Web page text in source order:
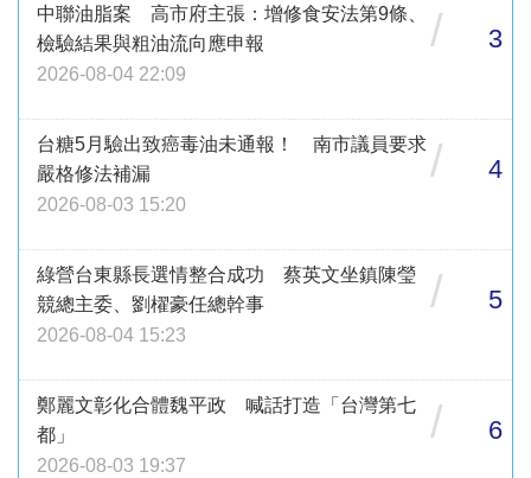
中聯油脂案 高市府主張：增修食安法第9條、
檢驗結果與粗油流向應申報
2026-08-04 22:09
/ 3
台糖5月驗出致癌毒油未通報！ 南市議員要求
嚴格修法補漏
2026-08-03 15:20
/ 4
綠營台東縣長選情整合成功 蔡英文坐鎮陳瑩
競總主委、劉櫂豪任總幹事
2026-08-04 15:23
/ 5
鄭麗文彰化合體魏平政 喊話打造「台灣第七
都」
2026-08-03 19:37
/ 6